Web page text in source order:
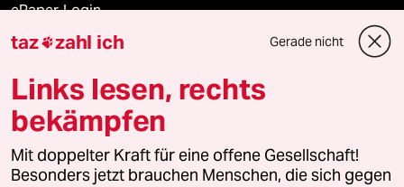
ePaper Login
Downloads für Abonnierende
© 2026 taz Verlags und Vertriebs GmbH
Alle Rechte vorbehalten. Bei rechtlichen Fragen oder für Genehmigungen
wenden Sie sich bitte an
lizenzen@taz.de
taz zahl ich Gerade nicht
Links lesen, rechts
bekämpfen
Mit doppelter Kraft für eine offene Gesellschaft!
Besonders jetzt brauchen Menschen, die sich gegen